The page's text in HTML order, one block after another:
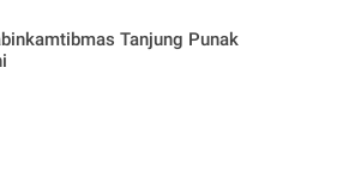
Tanjung Punak